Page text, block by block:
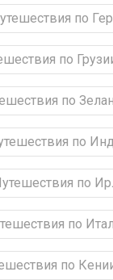
по
по
по
по
по
по
по